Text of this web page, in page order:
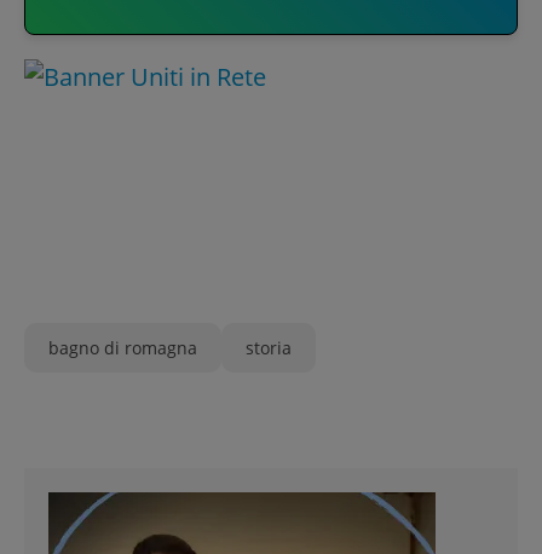
bagno di romagna storia